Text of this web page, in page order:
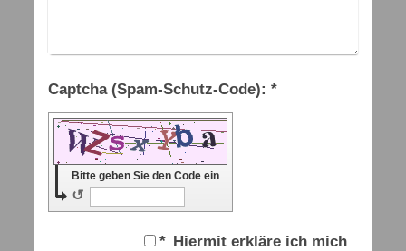
Captcha (Spam-Schutz-Code): *
Bitte geben Sie den Code ein
↺
* Hiermit erkläre ich mich